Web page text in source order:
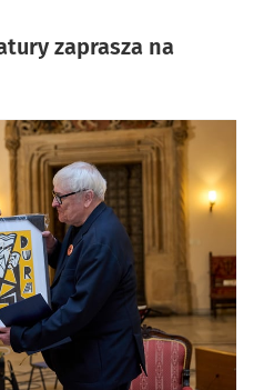
zaprasza na